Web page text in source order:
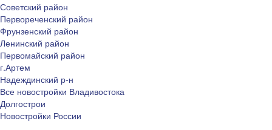
Советский район
Первореченский район
Фрунзенский район
Ленинский район
Первомайский район
г.Артем
Надеждинский р-н
Все новостройки Владивостока
Долгострои
Новостройки России